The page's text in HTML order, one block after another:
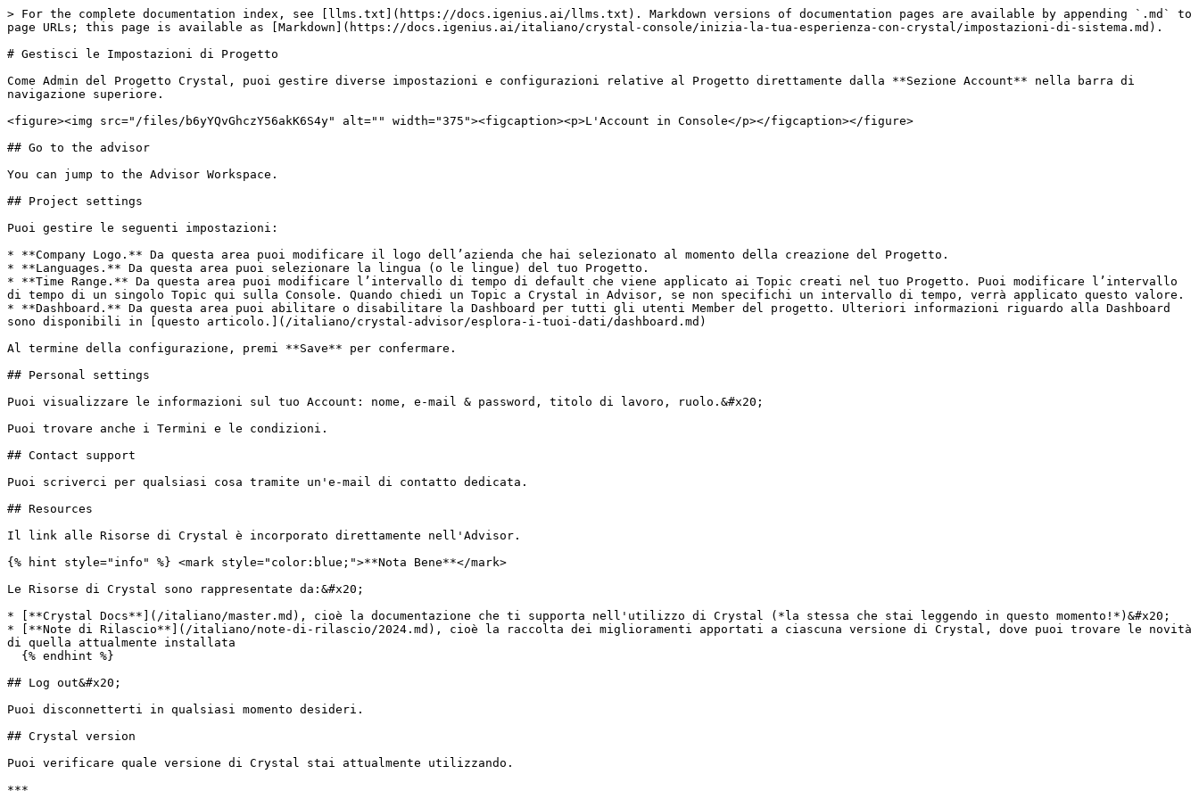
> For the complete documentation index, see [llms.txt](https://docs.igenius.ai/llms.txt). Markdown versions of documentation pages are available by appending `.md` to
page URLs; this page is available as [Markdown](https://docs.igenius.ai/italiano/crystal-console/inizia-la-tua-esperienza-con-crystal/impostazioni-di-sistema.md).
# Gestisci le Impostazioni di Progetto
Come Admin del Progetto Crystal, puoi gestire diverse impostazioni e configurazioni relative al Progetto direttamente dalla **Sezione Account** nella barra di
navigazione superiore.
<figure><img src="/files/b6yYQvGhczY56akK6S4y" alt="" width="375"><figcaption><p>L'Account in Console</p></figcaption></figure>
## Go to the advisor
You can jump to the Advisor Workspace.
## Project settings
Puoi gestire le seguenti impostazioni:
* **Company Logo.** Da questa area puoi modificare il logo dell’azienda che hai selezionato al momento della creazione del Progetto.
* **Languages.** Da questa area puoi selezionare la lingua (o le lingue) del tuo Progetto.
* **Time Range.** Da questa area puoi modificare l’intervallo di tempo di default che viene applicato ai Topic creati nel tuo Progetto. Puoi modificare l’intervallo
di tempo di un singolo Topic qui sulla Console. Quando chiedi un Topic a Crystal in Advisor, se non specifichi un intervallo di tempo, verrà applicato questo valore.
* **Dashboard.** Da questa area puoi abilitare o disabilitare la Dashboard per tutti gli utenti Member del progetto. Ulteriori informazioni riguardo alla Dashboard
sono disponibili in [questo articolo.](/italiano/crystal-advisor/esplora-i-tuoi-dati/dashboard.md)
Al termine della configurazione, premi **Save** per confermare.
## Personal settings
Puoi visualizzare le informazioni sul tuo Account: nome, e-mail & password, titolo di lavoro, ruolo.&#x20;
Puoi trovare anche i Termini e le condizioni.
## Contact support
Puoi scriverci per qualsiasi cosa tramite un'e-mail di contatto dedicata.
## Resources
Il link alle Risorse di Crystal è incorporato direttamente nell'Advisor.
{% hint style="info" %} <mark style="color:blue;">**Nota Bene**</mark>
Le Risorse di Crystal sono rappresentate da:&#x20;
* [**Crystal Docs**](/italiano/master.md), cioè la documentazione che ti supporta nell'utilizzo di Crystal (*la stessa che stai leggendo in questo momento!*)&#x20;
* [**Note di Rilascio**](/italiano/note-di-rilascio/2024.md), cioè la raccolta dei miglioramenti apportati a ciascuna versione di Crystal, dove puoi trovare le novità
di quella attualmente installata
## Log out&#x20;
Puoi disconnetterti in qualsiasi momento desideri.
## Crystal version
Puoi verificare quale versione di Crystal stai attualmente utilizzando.